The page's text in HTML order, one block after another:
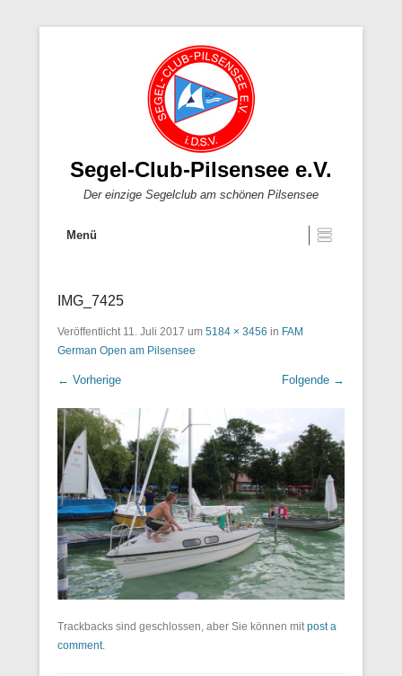
Segel-Club-Pilsensee e.V.
Der einzige Segelclub am schönen Pilsensee
Menü
IMG_7425
Veröffentlicht 11. Juli 2017 um 5184 × 3456 in FAM
German Open am Pilsensee
← Vorherige Folgende →
Trackbacks sind geschlossen, aber Sie können mitpost a
comment.